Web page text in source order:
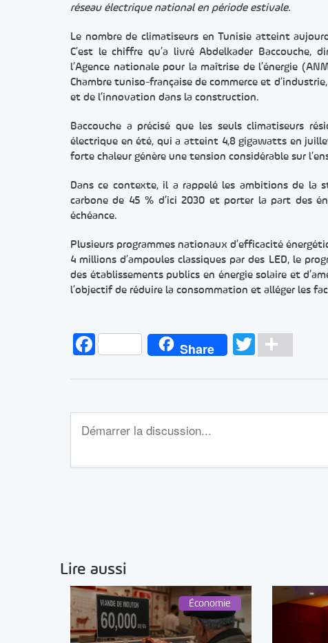
réseau électrique national en période estivale.
Le nombre de climatiseurs en Tunisie atteint
C’est le chiffre qu’a livré Abdelkader
l’Agence nationale pour la maîtrise de l’énergie
Chambre tuniso-française de commerce et
et de l’innovation dans la construction.
Baccouche a précisé que les seuls climatiseurs
électrique en été, qui a atteint 4,8 gigawatts en
forte chaleur génère une tension considérable sur
Dans ce contexte, il a rappelé les ambitions de la
carbone de 45 % d’ici 2030 et porter la part des
échéance.
Plusieurs programmes nationaux d’efficacité
4 millions d’ampoules classiques par des LED, le
des établissements publics en énergie solaire et
l’objectif de réduire la consommation et alléger les
FacebookShare Twitter
Lire aussi
Économie